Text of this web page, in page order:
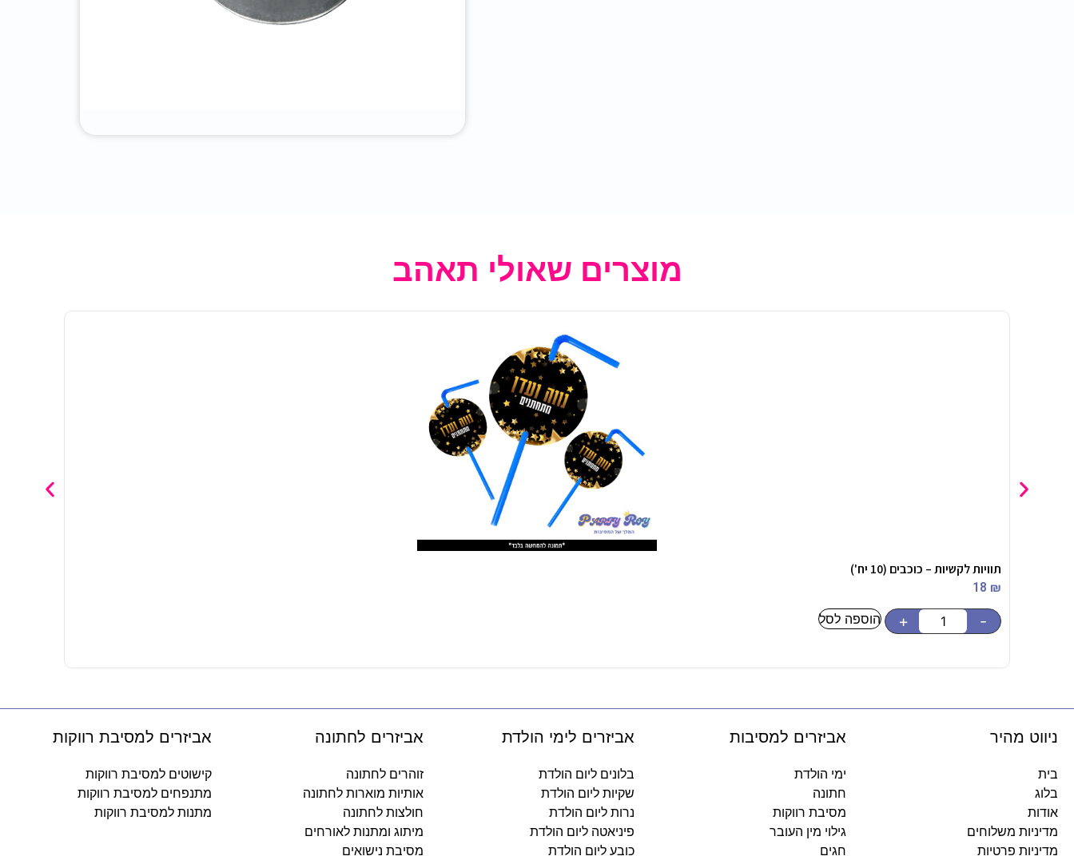
מוצרים שאולי תאהב
תוויות לקשיות – כוכבים (10 יח')
18 ₪
-
+ הוספה לסל
ניווט מהיר
בית
בלוג
אודות
מדיניות משלוחים
מדיניות פרטיות
אביזרים למסיבות
ימי הולדת
חתונה
מסיבת רווקות
גילוי מין העובר
חגים
אביזרים לימי הולדת
בלונים ליום הולדת
שקיות ליום הולדת
נרות ליום הולדת
פיניאטה ליום הולדת
כובע ליום הולדת
אביזרים לחתונה
זוהרים לחתונה
אותיות מוארות לחתונה
חולצות לחתונה
מיתוג ומתנות לאורחים
מסיבת נישואים
אביזרים למסיבת רווקות
קישוטים למסיבת רווקות
מתנפחים למסיבת רווקות
מתנות למסיבת רווקות